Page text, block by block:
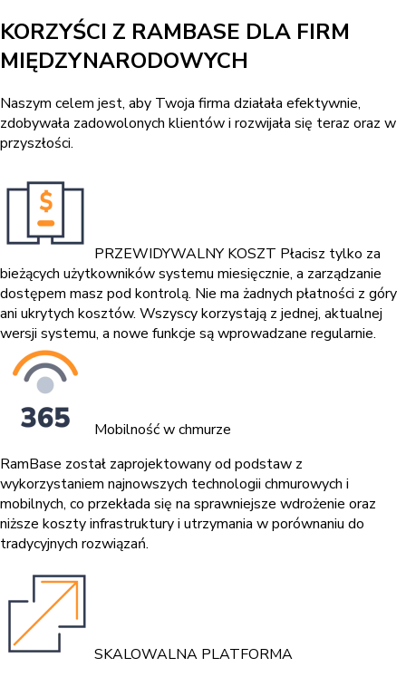
KORZYŚCI Z RAMBASE DLA FIRM
MIĘDZYNARODOWYCH
Naszym celem jest, aby Twoja firma działała efektywnie,
zdobywała zadowolonych klientów i rozwijała się teraz oraz w
przyszłości.
PRZEWIDYWALNY KOSZT Płacisz tylko za
bieżących użytkowników systemu miesięcznie, a zarządzanie
dostępem masz pod kontrolą. Nie ma żadnych płatności z góry
ani ukrytych kosztów. Wszyscy korzystają z jednej, aktualnej
wersji systemu, a nowe funkcje są wprowadzane regularnie.
Mobilność w chmurze
RamBase został zaprojektowany od podstaw z
wykorzystaniem najnowszych technologii chmurowych i
mobilnych, co przekłada się na sprawniejsze wdrożenie oraz
niższe koszty infrastruktury i utrzymania w porównaniu do
tradycyjnych rozwiązań.
SKALOWALNA PLATFORMA